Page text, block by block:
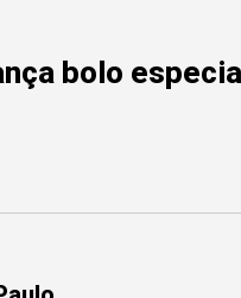
bolo